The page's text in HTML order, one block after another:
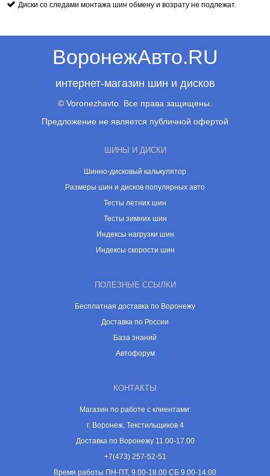
Диски со следами монтажа шин обмену и возрату не подлежат.
ВоронежАвто.RU
интернет-магазин шин и дисков
© Voronezhavto. Все права защищены.
Предложение не является публичной офертой
ШИНЫ И ДИСКИ
Шинно-дисковый калькулятор
Размеры шин и дисков популярных авто
Тесты летних шин
Тесты зимних шин
Индексы нагрузки шин
Индексы скорости шин
ПОЛЕЗНЫЕ ССЫЛКИ
Бесплатная доставка по Воронежу
Доставка по России
База знаний
Автофорум
КОНТАКТЫ
Магазин по работе с клиентами:
г. Воронеж, Текстильщиков 4
Доставка по Воронежу 11.00-17.00
+7(473) 257-52-51
Время работы ПН-ПТ, 9.00-18.00 СБ 9.00-14.00